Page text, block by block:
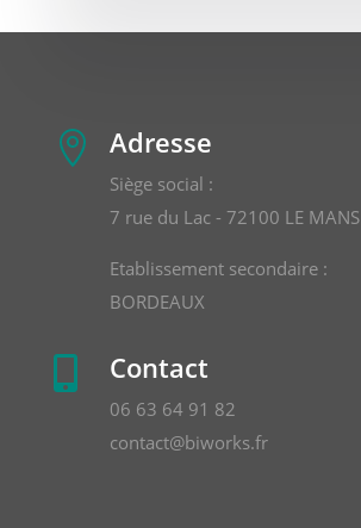
 Adresse
Siège social :
7 rue du Lac - 72100 LE MANS
Etablissement secondaire :
BORDEAUX
 Contact
06 63 64 91 82
contact@biworks.fr